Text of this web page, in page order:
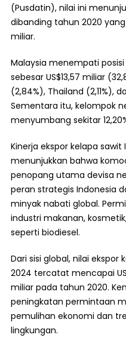
(Pusdatin), nilai ini
dibanding tahun 2020
miliar.
Malaysia menempati
sebesar US$13,57 miliar
(2,84%), Thailand (2,11%),
Sementara itu, kelompok
menyumbang sekitar
Kinerja ekspor kelapa
menunjukkan bahwa
penopang utama devisa
peran strategis Indonesia
minyak nabati global.
industri makanan,
seperti biodiesel.
Dari sisi global, nilai
2024 tercatat mencapai
miliar pada tahun 2020.
peningkatan permintaan
pemulihan ekonomi dan
lingkungan.